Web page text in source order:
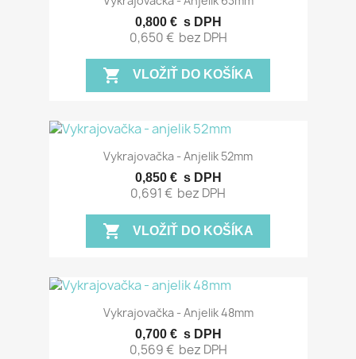
0,800 € s DPH
0,650 € bez DPH
shopping_cart VLOŽIŤ DO KOŠÍKA
Vykrajovačka - Anjelik 52mm
0,850 € s DPH
0,691 € bez DPH
shopping_cart VLOŽIŤ DO KOŠÍKA
Vykrajovačka - Anjelik 48mm
0,700 € s DPH
0,569 € bez DPH